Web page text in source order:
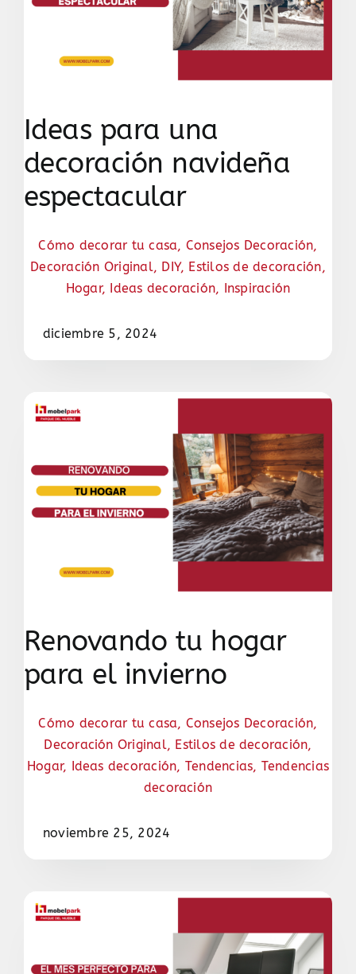
Ideas para una
decoración navideña
espectacular
Cómo decorar tu casa, Consejos Decoración,
Decoración Original, DIY, Estilos de decoración,
Hogar, Ideas decoración, Inspiración
diciembre 5, 2024
Renovando tu hogar
para el invierno
Cómo decorar tu casa, Consejos Decoración,
Decoración Original, Estilos de decoración,
Hogar, Ideas decoración, Tendencias, Tendencias
decoración
noviembre 25, 2024